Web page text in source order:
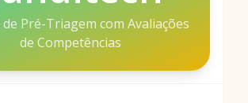
Pré-Triagem com Avaliações
de Competências